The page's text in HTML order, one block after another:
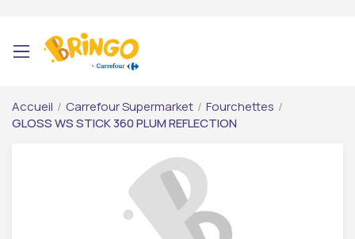
Accueil / Carrefour Supermarket / Fourchettes /
GLOSS WS STICK 360 PLUM REFLECTION